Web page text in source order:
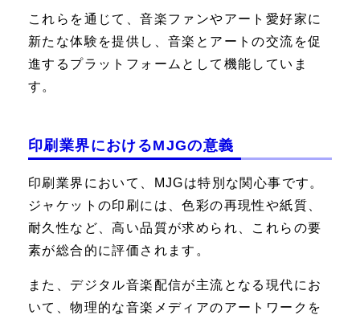
これらを通じて、音楽ファンやアート愛好家に
新たな体験を提供し、音楽とアートの交流を促
進するプラットフォームとして機能していま
す。
印刷業界におけるMJGの意義
印刷業界において、MJGは特別な関心事です。
ジャケットの印刷には、色彩の再現性や紙質、
耐久性など、高い品質が求められ、これらの要
素が総合的に評価されます。
また、デジタル音楽配信が主流となる現代にお
いて、物理的な音楽メディアのアートワークを